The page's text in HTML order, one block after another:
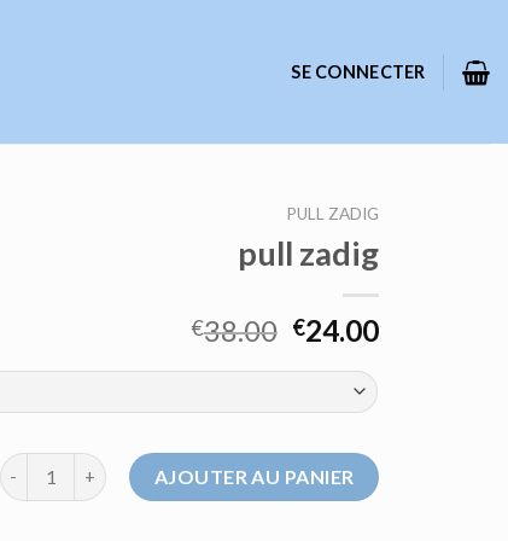
SE CONNECTER
PULL ZADIG
pull zadig
€38.00 €24.00
quantité de pull zadigAJOUTER AU PANIER